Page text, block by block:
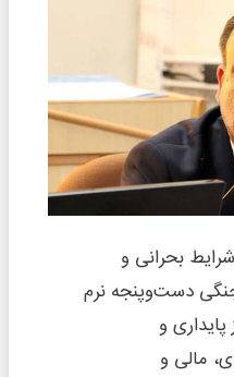
بحرانی و
دست‌وپنجه نرم
و
مالی و